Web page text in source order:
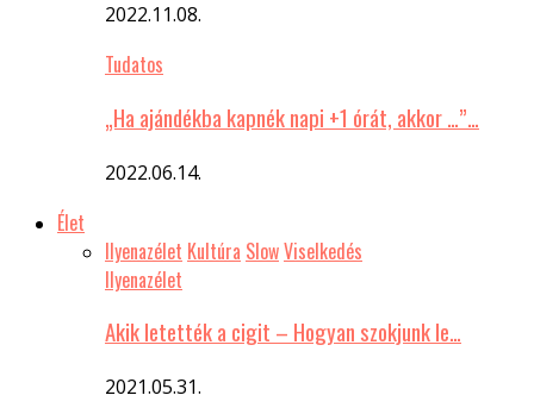
2022.11.08.
Tudatos
„Ha ajándékba kapnék napi +1 órát, akkor …”…
2022.06.14.
Élet
Ilyenazélet Kultúra SlowViselkedés
Ilyenazélet
Akik letették a cigit – Hogyan szokjunk le…
2021.05.31.